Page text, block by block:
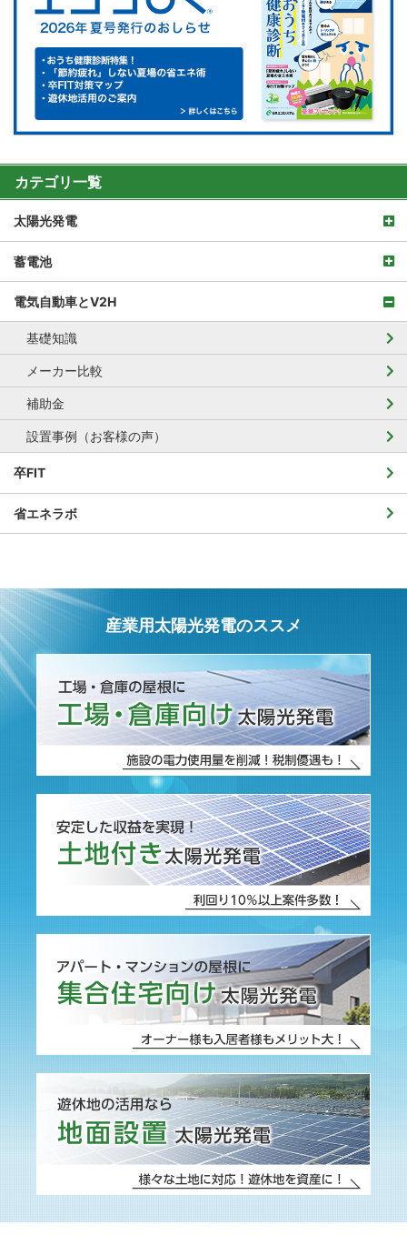
カテゴリ一覧
太陽光発電
蓄電池
電気自動車とV2H
基礎知識
メーカー比較
補助金
設置事例（お客様の声）
卒FIT
省エネラボ
産業用太陽光発電のススメ